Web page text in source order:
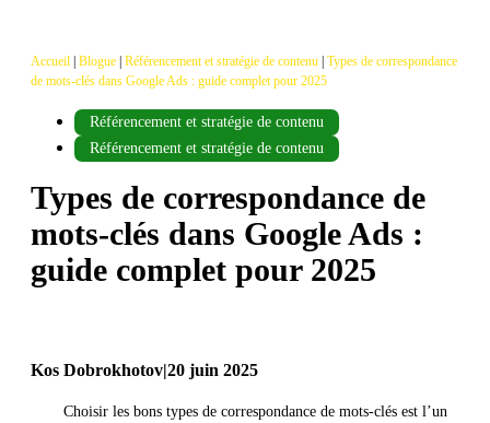
Accueil Blogue Référencement et stratégie de contenu Types de correspondance
de mots-clés dans Google Ads : guide complet pour 2025
Référencement et stratégie de contenu
Référencement et stratégie de contenu
Types de correspondance de
mots-clés dans Google Ads :
guide complet pour 2025
Kos Dobrokhotov 20 juin 2025
Choisir les bons types de correspondance de mots-clés est l’un